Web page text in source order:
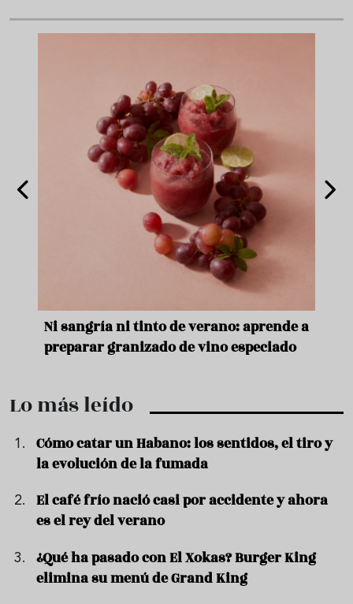
Ni sangría ni tinto de verano: aprende a
preparar granizado de vino especiado
Lo más leído
Cómo catar un Habano: los sentidos, el tiro y
la evolución de la fumada
El café frío nació casi por accidente y ahora
es el rey del verano
¿Qué ha pasado con El Xokas? Burger King
elimina su menú de Grand King